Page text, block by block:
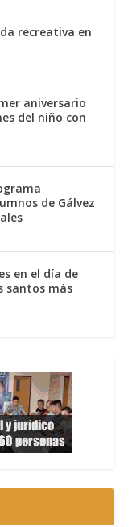
recreativa en
aniversario
del niño con
de Gálvez
en el día de
santos más